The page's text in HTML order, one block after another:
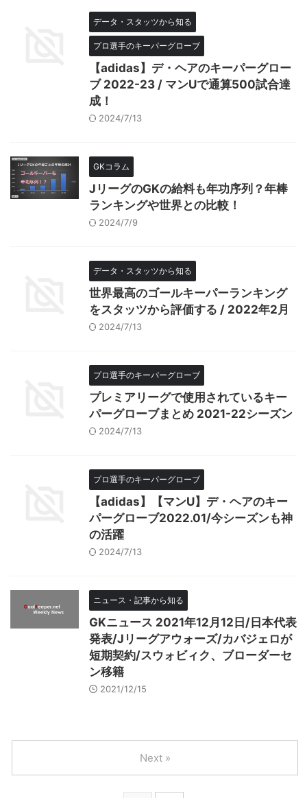
データ・スタッツから知る
プロ選手のキーパーグローブ
【adidas】デ・ヘアのキーパーグロー
ブ 2022-23 / マンUで通算500試合達
成！
2024/7/13
GKコラム
JリーグのGKの給料も年功序列？年棒
ランキングや世界との比較！
2024/7/9
データ・スタッツから知る
世界最高のゴールキーパーランキング
をスタッツから評価する / 2022年2月
2024/7/13
プロ選手のキーパーグローブ
プレミアリーグで使用されているキー
パーグローブまとめ 2021-22シーズン
2024/7/13
プロ選手のキーパーグローブ
【adidas】【マンU】デ・ヘアのキー
パーグローブ2022.01/今シーズンも神
の活躍
2024/7/13
ニュース・記事から知る
GKニュース 2021年12月12日/日本代表
発表/Jリーグアウォーズ/カバジェロが
短期契約/スウォビィク、ブローダーセ
ン移籍
2021/12/15
Next »